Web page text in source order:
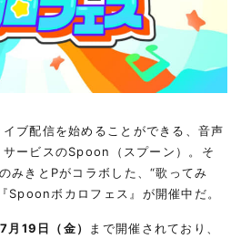
ブ配信を始めることができる、音声
ービスのSpoon（スプーン）。そ
みきとPがコラボした、“歌ってみ
Spoonボカロフェス』が開催中だ。
19日（金）
まで開催されており、